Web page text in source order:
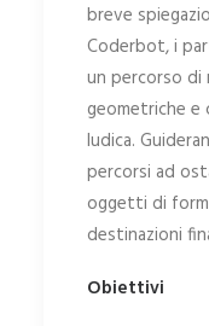
breve
Coderbot, i
un percorso
geometriche
ludica.
percorsi ad
oggetti di
destinazioni
Obiettivi